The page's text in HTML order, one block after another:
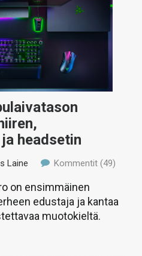
headsetin
Laine Kommentit (49)
on ensimmäinen
edustaja ja kantaa
muotokieltä.